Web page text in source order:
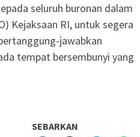
seluruh buronan dalam
Kejaksaan RI, untuk segera
jawabkan
tempat bersembunyi yang
SEBARKAN